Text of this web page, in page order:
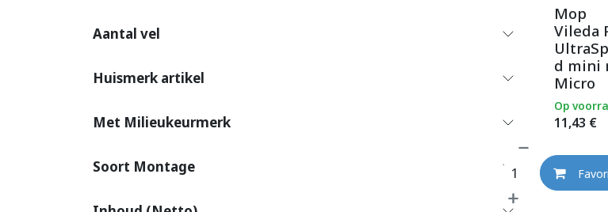
Aantal vel
Huismerk artikel
Met Milieukeurmerk
Soort Montage
Mop
Vileda
d mini
Micro
11,43 €
Op